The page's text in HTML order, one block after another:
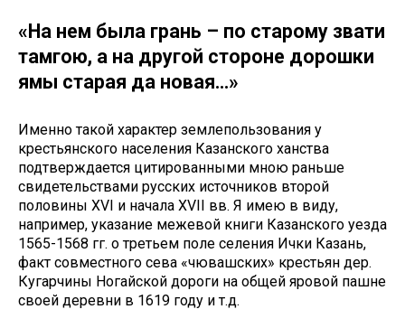
«На нем была грань – по старому звати
тамгою, а на другой стороне дорошки
ямы старая да новая…»
Именно такой характер землепользования у
крестьянского населения Казанского ханства
подтверждается цитированными мною раньше
свидетельствами русских источников второй
половины ХVI и начала ХVII вв. Я имею в виду,
например, указание межевой книги Казанского уезда
1565-1568 гг. о третьем поле селения Ички Казань,
факт совместного сева «чювашских» крестьян дер.
Кугарчины Ногайской дороги на общей яровой пашне
своей деревни в 1619 году и т.д.